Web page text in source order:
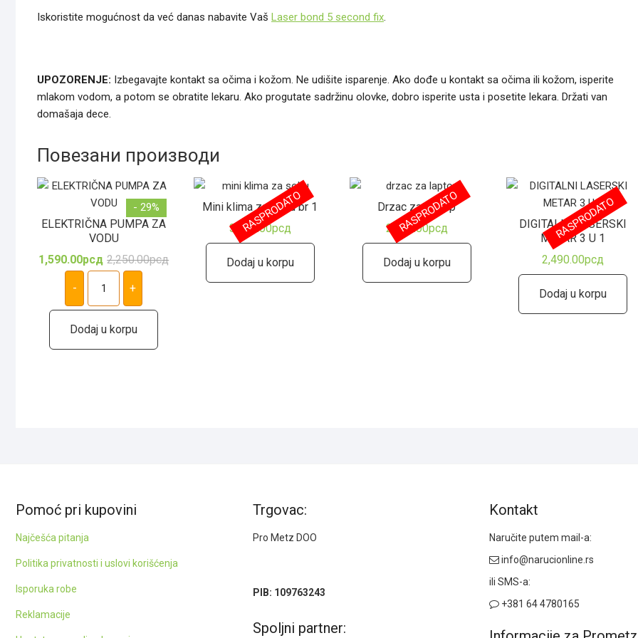
Iskoristite mogućnost da već danas nabavite Vaš Laser bond 5 second fix.
UPOZORENJE: Izbegavajte kontakt sa očima i kožom. Ne udišite isparenje. Ako dođe u kontakt sa očima ili kožom, isperite
mlakom vodom, a potom se obratite lekaru. Ako progutate sadržinu olovke, dobro isperite usta i posetite lekara. Držati van
domašaja dece.
Повезани производи
- 29%
ELEKTRIČNA PUMPA ZA
VODU
2,250.00рсдОригинална
1,590.00рсд
Тренутна
-
ELEKTRIČNA
PUMPA
VODU
+
Dodaj u korpu
Mini klima za sobu br 1
3,490.00рсд
Dodaj u korpu
RASPRODATO
Drzac za laptop
2,999.00рсд
Dodaj u korpu
RASPRODATO
DIGITALNI LASERSKI
METAR 3 U 1
2,490.00рсд
Dodaj u korpu
RASPRODATO
Pomoć pri kupovini
Najčešća pitanja
Politika privatnosti i uslovi korišćenja
Isporuka robe
Reklamacije
Trgovac:
Pro Metz DOO
PIB: 109763243
Spoljni partner:
Kontakt
Naručite putem mail-a:
info@narucionline.rs
ili SMS-a:
+381 64 4780165